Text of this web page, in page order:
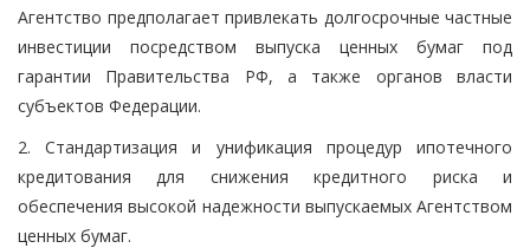
Агентство предполагает привлекать долгосрочные частные
инвестиции посредством выпуска ценных бумаг под
гарантии Правительства РФ, а также органов власти
субъектов Федерации.
2. Стандартизация и унификация процедур ипотечного
кредитования для снижения кредитного риска и
обеспечения высокой надежности выпускаемых Агентством
ценных бумаг.